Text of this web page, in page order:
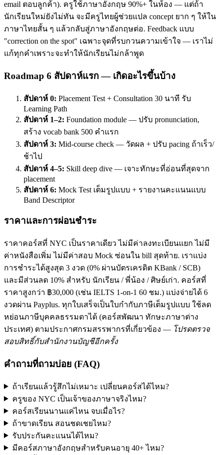
email ตอบลูกค้า). ครูใช้ภาษาอังกฤษ 90%+ ในห้อง — แต่ถ้า
นักเรียนใหม่ยังไม่ทัน จะมีครูไทยผู้ช่วยแปล concept ยาก ๆ ให้ใน
ภาษาไทยสั้น ๆ แล้วกลับสู่ภาษาอังกฤษต่อ. Feedback แบบ
"correction on the spot" เฉพาะจุดที่รบกวนความเข้าใจ — เราไม่
แก้ทุกคำเพราะจะทำให้นักเรียนไม่กล้าพูด
Roadmap 6 สัปดาห์แรก — เกิดอะไรขึ้นบ้าง
สัปดาห์ 0: Placement Test + Consultation 30 นาที รับ
Learning Path
สัปดาห์ 1–2: Foundation module — ปรับ pronunciation,
สร้าง vocab bank 500 คำแรก
สัปดาห์ 3: Mid-course check — วัดผล + ปรับ pacing ถ้าเร็ว/
ช้าไป
สัปดาห์ 4–5: Skill deep dive — เจาะทักษะที่อ่อนที่สุดจาก
placement
สัปดาห์ 6: Mock Test เต็มรูปแบบ + รายงานคะแนนแบบ
Band Descriptor
ราคาและการผ่อนชำระ
ราคาคอร์สที่ NYC เป็นราคาเดียว ไม่มีค่าลงทะเบียนแยก ไม่มี
ค่าหนังสือเพิ่ม ไม่มีค่าสอบ Mock ซ่อนใน bill สุดท้าย. เราแบ่ง
การชำระได้สูงสุด 3 งวด (0% ผ่านบัตรเครดิต KBank / SCB)
และมีส่วนลด 10% สำหรับ นักเรียน / พี่น้อง / ศิษย์เก่า. คอร์สที่
ราคาสูงกว่า ฿30,000 (เช่น IELTS 1-on-1 60 ชม.) แบ่งจ่ายได้ 6
งวดผ่าน Payplus. ทุกใบเสร็จเป็นใบกำกับภาษีเต็มรูปแบบ ใช้ลด
หย่อนภาษีบุคคลธรรมดาได้ (คอร์สพัฒนา ทักษะภาษาต่าง
ประเทศ) ตามประกาศกรมสรรพากรที่เกี่ยวข้อง — โปรดตรวจ
สอบสิทธิ์กับสำนักงานบัญชีอีกครั้ง
คำถามที่ถามบ่อย (FAQ)
ถ้าเรียนแล้วรู้สึกไม่เหมาะ เปลี่ยนคอร์สได้ไหม?
ครูของ NYC เป็นเจ้าของภาษาจริงไหม?
คอร์สเรียนนานแค่ไหน จบเมื่อไร?
ถ้าขาดเรียน สอนชดเชยไหม?
รับประกันคะแนนได้ไหม?
มีคอร์สภาษาอังกฤษสำหรับคนอายุ 40+ ไหม?